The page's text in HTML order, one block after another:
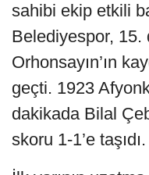
sahibi ekip etkili
Belediyespor, 15.
Orhonsayın’ın
geçti. 1923
dakikada Bilal
skoru 1-1’e taşıdı.